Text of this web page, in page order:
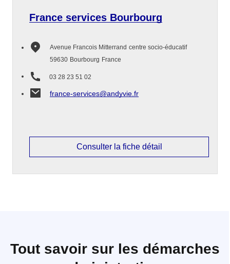
France services Bourbourg
Avenue Francois Mitterrand centre socio-éducatif
59630 Bourbourg France
03 28 23 51 02
france-services@andyvie.fr
Consulter la fiche détail
Tout savoir sur les démarches